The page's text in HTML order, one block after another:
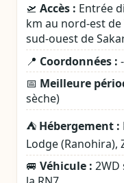
🛫 Accès : Entrée
km au nord‑est
sud‑ouest de
📍 Coordonnées :
📅 Meilleure
sèche)
⛺ Hébergement :
Lodge (Ranohira),
🚐 Véhicule : 2WD